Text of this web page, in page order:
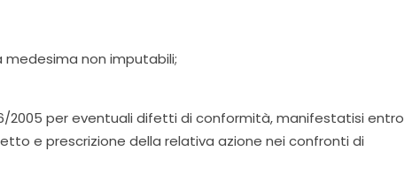
medesima non imputabili;
2005 per eventuali difetti di conformità, manifestatisi entro
e prescrizione della relativa azione nei confronti di